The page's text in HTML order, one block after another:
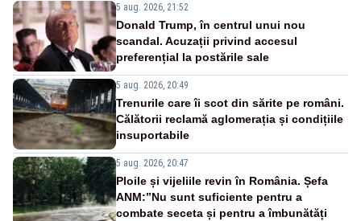
5 aug. 2026, 21:52
Donald Trump, în centrul unui nou
scandal. Acuzații privind accesul
preferențial la postările sale
5 aug. 2026, 20:49
Trenurile care îi scot din sărite pe români.
Călătorii reclamă aglomerația și condițiile
insuportabile
5 aug. 2026, 20:47
Ploile și vijeliile revin în România. Șefa
ANM:”Nu sunt suficiente pentru a
combate seceta și pentru a îmbunătăți